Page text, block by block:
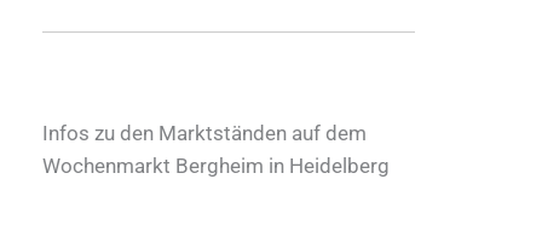
Infos zu den Marktständen auf dem
Wochenmarkt Bergheim in Heidelberg